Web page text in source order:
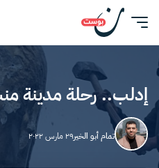
إدلب.. رحلة مدينة
تمام أبو الخير٢٩ مارس ٢٠٢٢